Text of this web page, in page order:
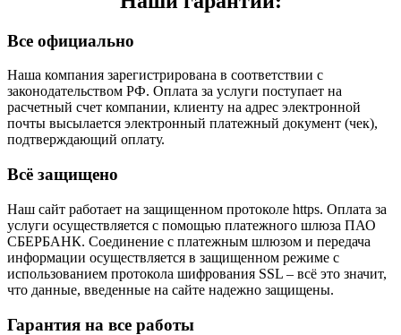
Все официально
Наша компания зарегистрирована в соответствии с
законодательством РФ. Оплата за услуги поступает на
расчетный счет компании, клиенту на адрес электронной
почты высылается электронный платежный документ (чек),
подтверждающий оплату.
Всё защищено
Наш сайт работает на защищенном протоколе https. Оплата за
услуги осуществляется с помощью платежного шлюза ПАО
СБЕРБАНК. Соединение с платежным шлюзом и передача
информации осуществляется в защищенном режиме с
использованием протокола шифрования SSL – всё это значит,
что данные, введенные на сайте надежно защищены.
Гарантия на все работы